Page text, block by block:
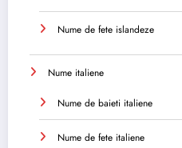
Nume de fete islandeze
Nume italiene
Nume de baieti italiene
Nume de fete italiene